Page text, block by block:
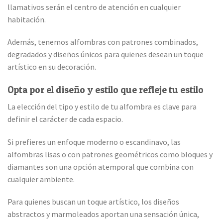
llamativos serán el centro de atención en cualquier
habitación.
Además, tenemos alfombras con patrones combinados,
degradados y diseños únicos para quienes desean un toque
artístico en su decoración.
Opta por el diseño y estilo que refleje tu estilo
La elección del tipo y estilo de tu alfombra es clave para
definir el carácter de cada espacio.
Si prefieres un enfoque moderno o escandinavo, las
alfombras lisas o con patrones geométricos como bloques y
diamantes son una opción atemporal que combina con
cualquier ambiente.
Para quienes buscan un toque artístico, los diseños
abstractos y marmoleados aportan una sensación única,